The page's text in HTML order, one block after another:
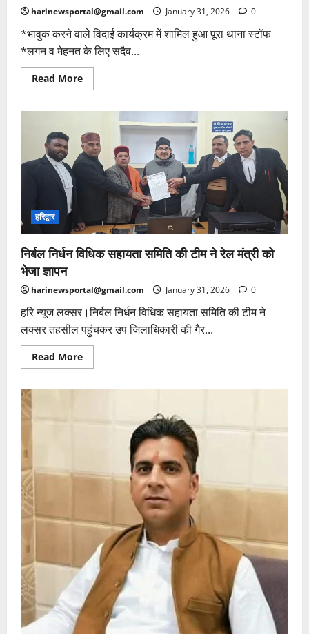
harinewsportal@gmail.com January 31, 2026 0
*भावुक करने वाले विदाई कार्यक्रम में शामिल हुआ पूरा थाना स्टॉफ
*लगन व मेहनत के लिए सदैव...
Read MoreRead
more
सेवा
के
पश्चात
रिटायर
यादगार
पल
हरिद्वार
निर्बल निर्धन विधिक सहायता समिति की टीम ने रेल मंत्री को
भेजा ज्ञापन
harinewsportal@gmail.com January 31, 2026 0
हरि न्यूज लक्सर।निर्बल निर्धन विधिक सहायता समिति की टीम ने
लक्सर तहसील पहुंचकर उप जिलाधिकारी की गैर...
Read MoreRead
more
समिति
मंत्री
को